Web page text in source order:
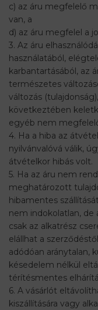
c) az áru megfelelő
van, a
d) az áru megfelel a
3. Az áru
használatából,
karbantartásából, az
természetes
változás
következtében
egyéb nem
4. Ha a hiba az
nyilvánvalóvá válik,
átvételkor hibás volt.
5. Ha az áru nem
meghatározott
hibamentes
nem indokolatlan, de
csak az alkatrész
elállhat a
adódóan aránytalan,
késedelem nélkül
térítésmentes
6. A vásárlót
kiszállítására vagy